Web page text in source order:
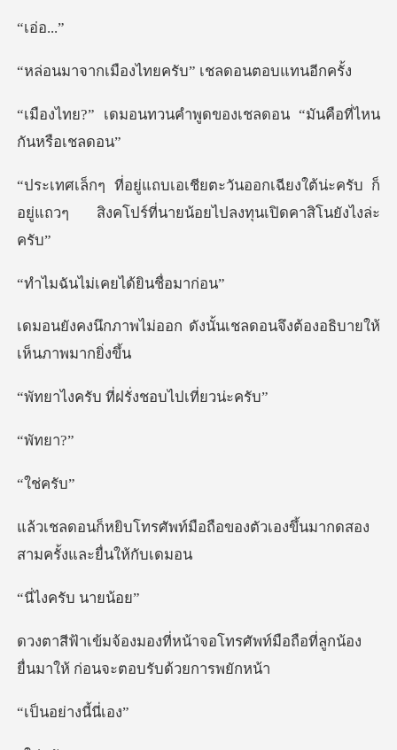
่อ.
งไทยครับ” เชลดอ
คำพูดของเชลดอน “มันค
เฉียงใต้น่ะครับ ก็
อยู่แถวๆ สิงคโปร์ที
่เคยได้ยิน
ดังนั้นเชลดอนจึงต้องอธิ
ที่ฝรั่งชอบไป
ัท
่คร
ือถือของตัวเองขึ้นมากดสอง
ครับ น
โทรศัพท์มือถือที่ลูกน้อง
ยื่นมา
ย่างนี